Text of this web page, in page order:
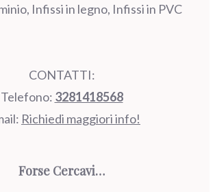
Infissi in legno, Infissi in PVC
CONTATTI:
Telefono: 3281418568
Richiedi maggiori info!
Forse Cercavi…